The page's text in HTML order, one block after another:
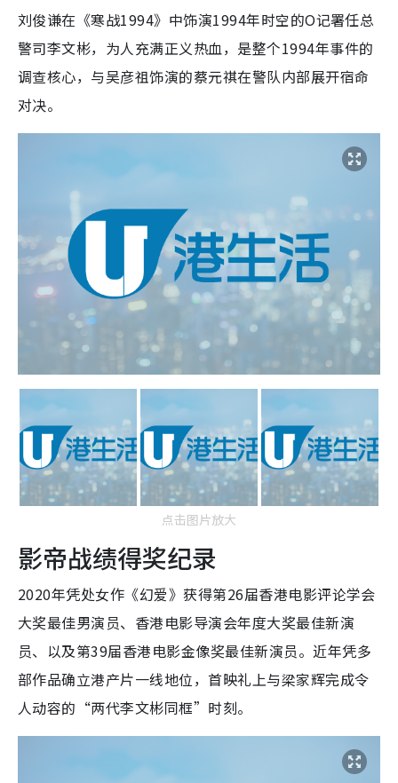
刘俊谦在《寒战1994》中饰演1994年时空的O记署任总
警司李文彬，为人充满正义热血，是整个1994年事件的
调查核心，与吴彦祖饰演的蔡元祺在警队内部展开宿命
对决。
点击图片放大
影帝战绩得奖纪录
2020年凭处女作《幻爱》获得第26届香港电影评论学会
大奖最佳男演员、香港电影导演会年度大奖最佳新演
员、以及第39届香港电影金像奖最佳新演员。近年凭多
部作品确立港产片一线地位，首映礼上与梁家辉完成令
人动容的“两代李文彬同框”时刻。